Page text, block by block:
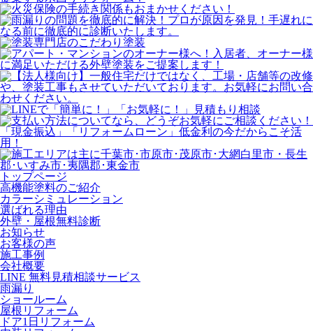
トップページ
⾼機能塗料のご紹介
カラーシミュレーション
選ばれる理由
外壁・屋根無料診断
お知らせ
お客様の声
施⼯事例
会社概要
LINE 無料⾒積相談サービス
⾬漏り
ショールーム
屋根リフォーム
ドア1⽇リフォーム